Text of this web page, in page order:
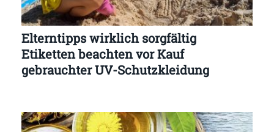
Elterntipps wirklich sorgfältig
Etiketten beachten vor Kauf
gebrauchter UV-Schutzkleidung